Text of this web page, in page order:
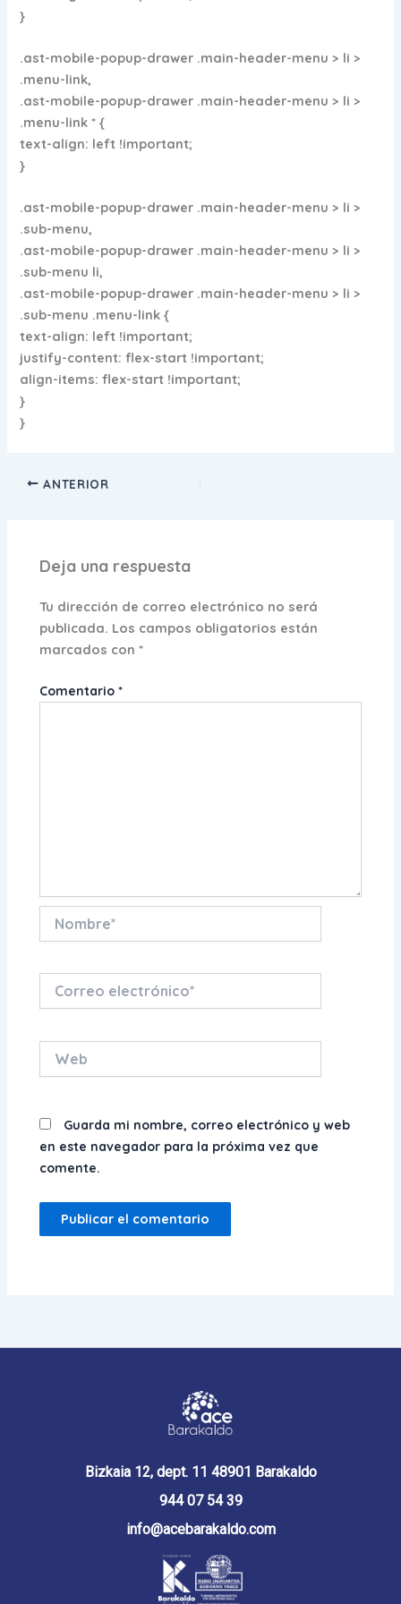
}
.ast-mobile-popup-drawer .main-header-menu > li >
.menu-link,
.ast-mobile-popup-drawer .main-header-menu > li >
.menu-link * {
text-align: left !important;
}
.ast-mobile-popup-drawer .main-header-menu > li >
.sub-menu,
.ast-mobile-popup-drawer .main-header-menu > li >
.sub-menu li,
.ast-mobile-popup-drawer .main-header-menu > li >
.sub-menu .menu-link {
text-align: left !important;
justify-content: flex-start !important;
align-items: flex-start !important;
}
}
ANTERIOR
Deja una respuesta
Tu dirección de correo electrónico no será
publicada. Los campos obligatorios están
marcados con*
Comentario*
electrónico*
Guarda mi nombre, correo electrónico y web
en este navegador para la próxima vez que
comente.
Bizkaia 12, dept. 11 48901 Barakaldo
944 07 54 39
info@acebarakaldo.com